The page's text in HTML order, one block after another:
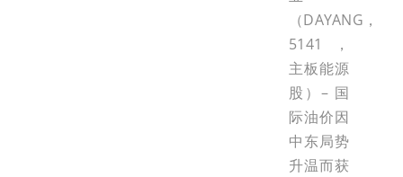
（DAYANG，
5141，
主板能源
股）– 国
际油价因
中东局势
升温而获